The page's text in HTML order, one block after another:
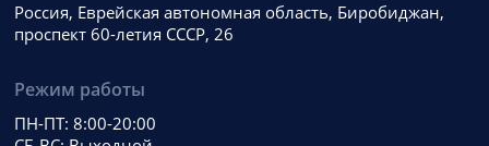
Россия, Еврейская автономная область, Биробиджан,
проспект 60-летия СССР, 26
Режим работы
ПН-ПТ: 8:00-20:00